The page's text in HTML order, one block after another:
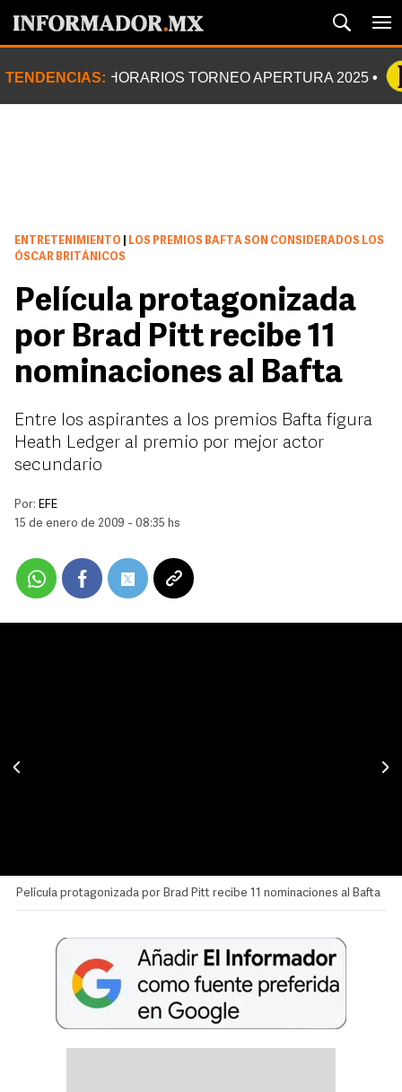
TENDENCIAS: HORARIOS TORNEO APERTURA 2025
ENTRETENIMIENTO
LOS PREMIOS BAFTA SON CONSIDERADOS LOS
ÓSCAR BRITÁNICOS
Película protagonizada
por Brad Pitt recibe 11
nominaciones al Bafta
Entre los aspirantes a los premios Bafta figura
Heath Ledger al premio por mejor actor
secundario
Por: EFE
15 de enero de 2009 - 08:35 hs
Película protagonizada por Brad Pitt recibe 11 nominaciones al Bafta